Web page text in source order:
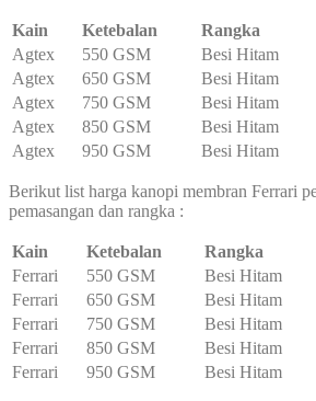
Kain Ketebalan Rangka
Agtex
550 GSM Besi Hitam
Agtex
650 GSM Besi Hitam
Agtex
750 GSM Besi Hitam
Agtex
850 GSM Besi Hitam
Agtex
950 GSM Besi Hitam
Berikut list harga kanopi membran Ferrari
pemasangan dan rangka :
Kain Ketebalan Rangka
Ferrari
550 GSM Besi Hitam
Ferrari
650 GSM Besi Hitam
Ferrari
750 GSM Besi Hitam
Ferrari
850 GSM Besi Hitam
Ferrari
950 GSM Besi Hitam